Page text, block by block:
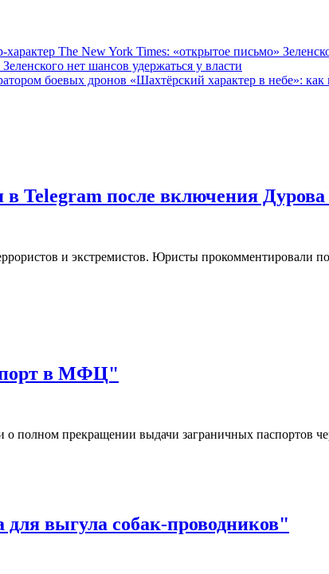
The New York Times: «открытое письмо»
нет шансов удержаться у власти
«Шахтёрский характер в небе»:
Telegram после включения
и экстремистов. Юристы прокомментировали
в МФЦ"
о полном прекращении выдачи заграничных
для выгула собак-проводников"